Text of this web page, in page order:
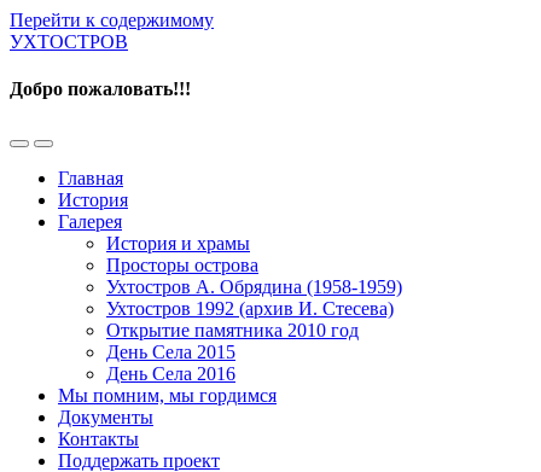
Перейти к содержимому
УХТОСТРОВ
Добро пожаловать!!!
Переключить
мобильное
меню
Переключить
поле
поиска
Главная
История
Галерея
История и храмы
Просторы острова
Ухтостров А. Обрядина (1958-1959)
Ухтостров 1992 (архив И. Стесева)
Открытие памятника 2010 год
День Села 2015
День Села 2016
Мы помним, мы гордимся
Документы
Контакты
Поддержать проект